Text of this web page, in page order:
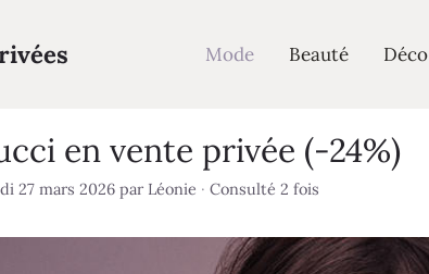
Mode Beauté Déco
en vente privée (-24%)
27 mars 2026 par Léonie · Consulté 2 fois